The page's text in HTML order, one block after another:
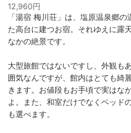
12,960円
「湯宿 梅川荘」は、塩原温泉郷
た高台に建つお宿。それゆえに露
なかの絶景です。
大型旅館ではないですし、外観も
囲気なんですが、館内はとても綺
きます。お値段もお手頃で実はな
よ。また、和室だけでなくベッド
も選べます。